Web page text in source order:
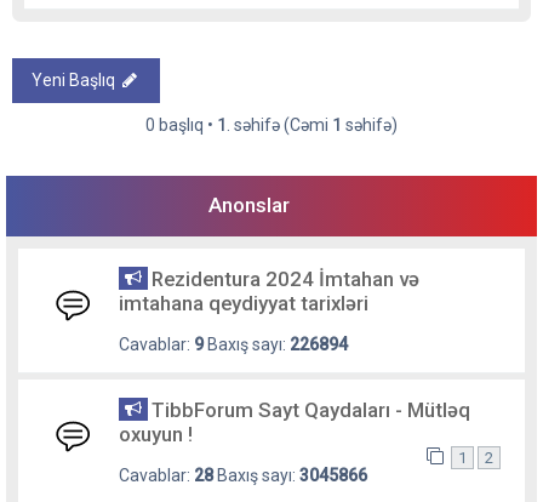
Yeni Başlıq
0 başlıq • 1 . səhifə (Cəmi 1 səhifə)
Anonslar
Rezidentura 2024 İmtahan və
imtahana qeydiyyat tarixləri
Cavablar: 9Baxış sayı: 226894
TibbForum Sayt Qaydaları - Mütləq
oxuyun !
Cavablar: 28Baxış sayı: 3045866
1 2